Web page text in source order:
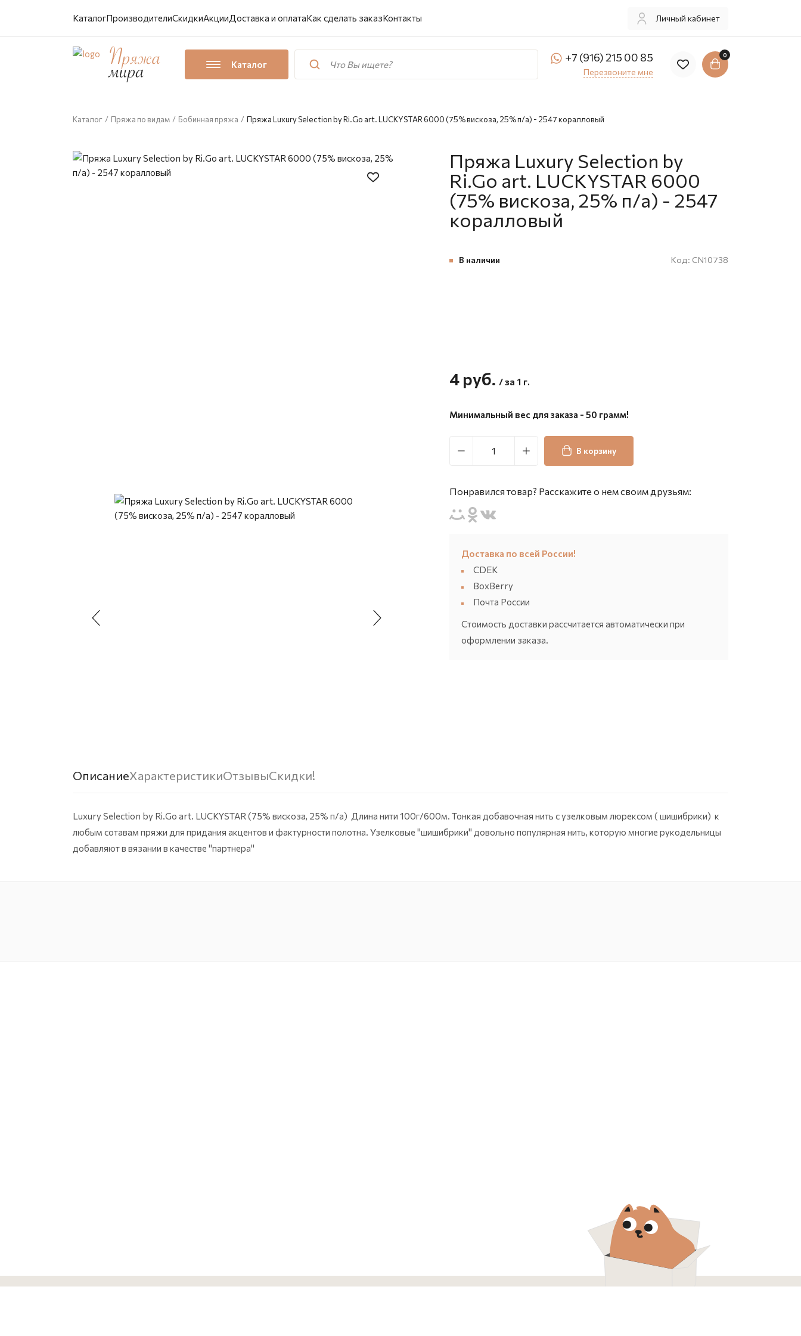
КаталогПроизводителиСкидкиАкцииДоставка и оплатаКак сделать заказКонтакты Личный кабинет
Каталог
+7 (916) 215 00 85
Перезвоните мне
0
Каталог / Пряжа по видам / Бобинная пряжа / Пряжа Luxury Selection by Ri.Go art. LUCKYSTAR 6000 (75% вискоза, 25% п/а) - 2547 коралловый
ОписаниеХарактеристикиОтзывыСкидки!
Luxury Selection by Ri.Go art. LUCKYSTAR (75% вискоза, 25% п/а) Длина нити 100г/600м. Тонкая добавочная нить с узелковым люрексом ( шишибрики) к
любым сотавам пряжи для придания акцентов и фактурности полотна. Узелковые "шишибрики" довольно популярная нить, которую многие рукодельницы
добавляют в вязании в качестве "партнера"
Пряжа Luxury Selection by
Ri.Go art. LUCKYSTAR 6000
(75% вискоза, 25% п/а) - 2547
коралловый
В наличии Код: CN10738
4 руб. / за 1 г.
Минимальный вес для заказа - 50 грамм!
В корзину
Понравился товар? Расскажите о нем своим друзьям:
Доставка по всей России!
CDEK
BoxBerry
Почта России
Стоимость доставки рассчитается автоматически при
оформлении заказа.